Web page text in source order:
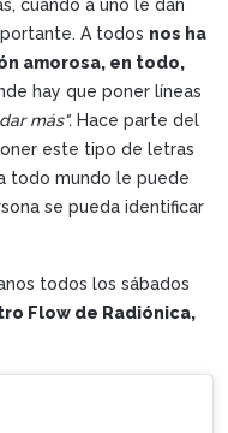
cuando a uno le dan
A todos nos ha
amorosa, en todo,
hay que poner líneas
más". Hace parte del
este tipo de letras
todo mundo le puede
se pueda identificar
todos los sábados
Flow de Radiónica,